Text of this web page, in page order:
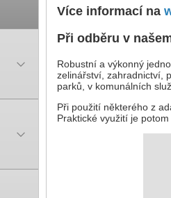
Více informací na
Při odběru v
Robustní a výkonný
zelinářství, zahradnictví,
parků, v komunálních
Při použití některého z
Praktické využití je potom